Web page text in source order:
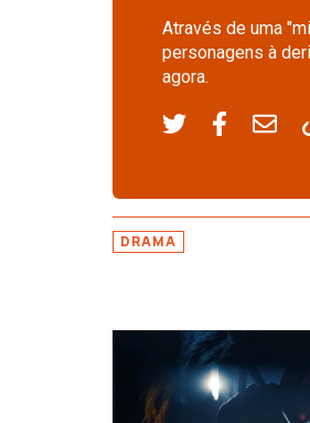
Através de uma
personagens à
agora.
DRAMA